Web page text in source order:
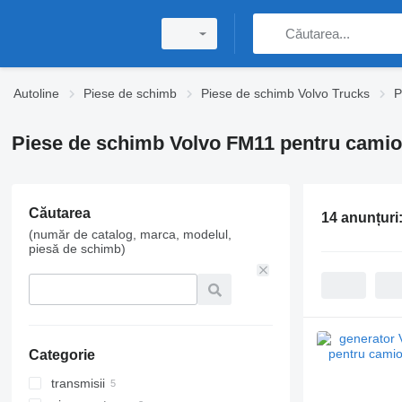
Autoline Piese de schimb Piese de schimb Volvo Trucks
Piese de schimb Volvo FM11 pentru
Căutarea
(număr de catalog, marca, modelul,
piesă de schimb)
Categorie
transmisii
14